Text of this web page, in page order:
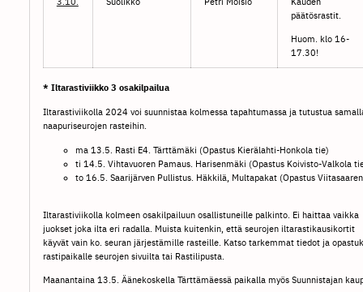
päätösrastit.
Huom. klo 16-
17.30!
* Iltarastiviikko 3 osakilpailua
Iltarastiviikolla 2024 voi suunnistaa kolmessa tapahtumassa ja tutustua
naapuriseurojen rasteihin.
ma 13.5. Rasti E4. Tärttämäki (Opastus Kierälahti-Honkola tie)
ti 14.5. Vihtavuoren Pamaus. Harisenmäki (Opastus Koivisto-Valkola
to 16.5. Saarijärven Pullistus. Häkkilä, Multapakat (Opastus
Iltarastiviikolla kolmeen osakilpailuun osallistuneille palkinto. Ei haittaa vaikka
juokset joka ilta eri radalla. Muista kuitenkin, että seurojen iltarastikausikortit
käyvät vain ko. seuran järjestämille rasteille. Katso tarkemmat tiedot ja
rastipaikalle seurojen sivuilta tai Rastilipusta.
Maanantaina 13.5. Äänekoskella Tärttämäessä paikalla myös Suunnistajan